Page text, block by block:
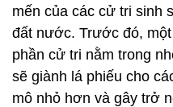
mến của các cử tri sinh
đất nước. Trước đó,
phần cử tri nằm trong
sẽ giành lá phiếu cho
mô nhỏ hơn và gây trở